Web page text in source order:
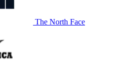
The North Face